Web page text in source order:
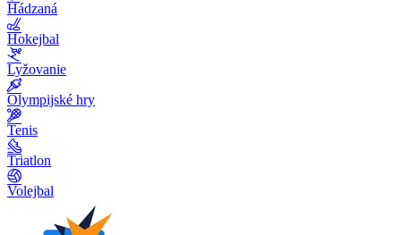
Hádzaná
Hokejbal
Lyžovanie
Olympijské hry
Tenis
Triatlon
Volejbal